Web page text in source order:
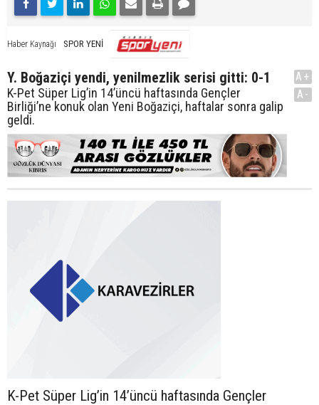
Haber Kaynağı SPOR YENİ
Y. Boğaziçi yendi, yenilmezlik serisi gitti: 0-1
K-Pet Süper Lig’in 14’üncü haftasında Gençler
Birliği’ne konuk olan Yeni Boğaziçi, haftalar sonra galip
geldi.
A+
A-
K-Pet Süper Lig’in 14’üncü haftasında Gençler